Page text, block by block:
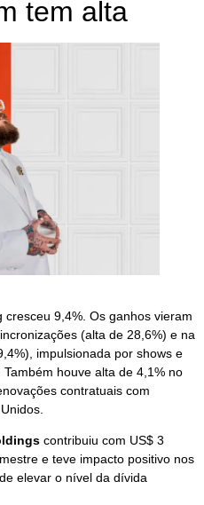
tem alta
9,4%. Os ganhos vieram
(alta de 28,6%) e na
impulsionada por shows e
houve alta de 4,1% no
contratuais com
contribuiu com US$ 3
e teve impacto positivo nos
elevar o nível da dívida